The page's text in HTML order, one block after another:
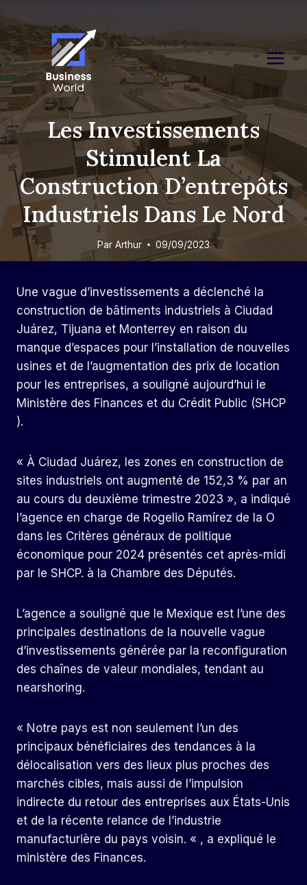
content
Les Investissements
Stimulent La
Construction D’entrepôts
Industriels Dans Le Nord
Par Arthur 09/09/2023
Une vague d’investissements a déclenché la
construction de bâtiments industriels à Ciudad
Juárez, Tijuana et Monterrey en raison du
manque d’espaces pour l’installation de nouvelles
usines et de l’augmentation des prix de location
pour les entreprises, a souligné aujourd’hui le
Ministère des Finances et du Crédit Public (SHCP
).
« À Ciudad Juárez, les zones en construction de
sites industriels ont augmenté de 152,3 % par an
au cours du deuxième trimestre 2023 », a indiqué
l’agence en charge de Rogelio Ramírez de la O
dans les Critères généraux de politique
économique pour 2024 présentés cet après-midi
par le SHCP. à la Chambre des Députés.
L’agence a souligné que le Mexique est l’une des
principales destinations de la nouvelle vague
d’investissements générée par la reconfiguration
des chaînes de valeur mondiales, tendant au
nearshoring.
« Notre pays est non seulement l’un des
principaux bénéficiaires des tendances à la
délocalisation vers des lieux plus proches des
marchés cibles, mais aussi de l’impulsion
indirecte du retour des entreprises aux États-Unis
et de la récente relance de l’industrie
manufacturière du pays voisin. « , a expliqué le
ministère des Finances.